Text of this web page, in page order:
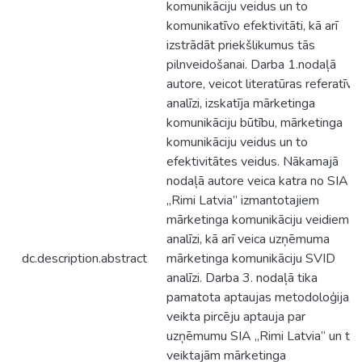
dc.description.abstract
komunikāciju veidus un to
komunikatīvo efektivitāti, kā arī
izstrādāt priekšlikumus tās
pilnveidošanai. Darba 1.nodaļā
autore, veicot literatūras referatīvo
analīzi, izskatīja mārketinga
komunikāciju būtību, mārketinga
komunikāciju veidus un to
efektivitātes veidus. Nākamajā
nodaļā autore veica katra no SIA
„Rimi Latvia” izmantotajiem
mārketinga komunikāciju veidiem
analīzi, kā arī veica uzņēmuma
mārketinga komunikāciju SVID
analīzi. Darba 3. nodaļā tika
pamatota aptaujas metodoloģija,
veikta pircēju aptauja par
uzņēmumu SIA „Rimi Latvia” un tā
veiktajām mārketinga